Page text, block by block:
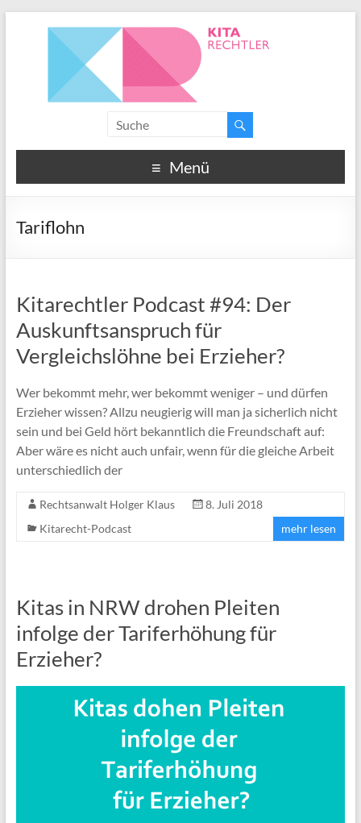
Menü
Tariflohn
Kitarechtler Podcast #94: Der
Auskunftsanspruch für
Vergleichslöhne bei Erzieher?
Wer bekommt mehr, wer bekommt weniger – und dürfen
Erzieher wissen? Allzu neugierig will man ja sicherlich nicht
sein und bei Geld hört bekanntlich die Freundschaft auf:
Aber wäre es nicht auch unfair, wenn für die gleiche Arbeit
unterschiedlich der
Rechtsanwalt Holger Klaus
8. Juli 2018
Kitarecht-Podcast
mehr lesen
Kitas in NRW drohen Pleiten
infolge der Tariferhöhung für
Erzieher?